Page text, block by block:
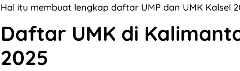
Hal itu membuat lengkap daftar UMP dan UMK Kalsel
Daftar UMK di
2025